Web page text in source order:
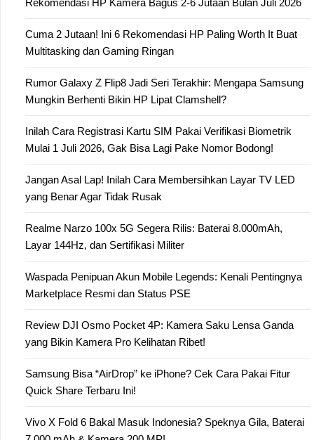
Cuma 2 Jutaan! Ini 6 Rekomendasi HP Paling Worth It Buat
Multitasking dan Gaming Ringan
Rumor Galaxy Z Flip8 Jadi Seri Terakhir: Mengapa Samsung
Mungkin Berhenti Bikin HP Lipat Clamshell?
Inilah Cara Registrasi Kartu SIM Pakai Verifikasi Biometrik
Mulai 1 Juli 2026, Gak Bisa Lagi Pake Nomor Bodong!
Jangan Asal Lap! Inilah Cara Membersihkan Layar TV LED
yang Benar Agar Tidak Rusak
Realme Narzo 100x 5G Segera Rilis: Baterai 8.000mAh,
Layar 144Hz, dan Sertifikasi Militer
Waspada Penipuan Akun Mobile Legends: Kenali Pentingnya
Marketplace Resmi dan Status PSE
Review DJI Osmo Pocket 4P: Kamera Saku Lensa Ganda
yang Bikin Kamera Pro Kelihatan Ribet!
Samsung Bisa “AirDrop” ke iPhone? Cek Cara Pakai Fitur
Quick Share Terbaru Ini!
Vivo X Fold 6 Bakal Masuk Indonesia? Speknya Gila, Baterai